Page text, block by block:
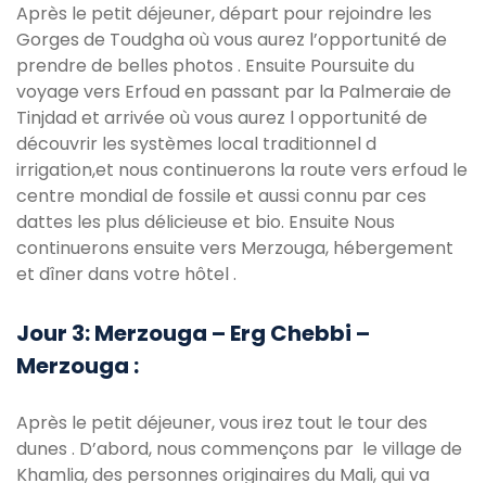
Après le petit déjeuner, départ pour rejoindre les
Gorges de Toudgha où vous aurez l’opportunité de
prendre de belles photos . Ensuite Poursuite du
voyage vers Erfoud en passant par la Palmeraie de
Tinjdad et arrivée où vous aurez l opportunité de
découvrir les systèmes local traditionnel d
irrigation,et nous continuerons la route vers erfoud le
centre mondial de fossile et aussi connu par ces
dattes les plus délicieuse et bio. Ensuite Nous
continuerons ensuite vers Merzouga, hébergement
et dîner dans votre hôtel .
Jour 3: Merzouga – Erg Chebbi –
Merzouga :
Après le petit déjeuner, vous irez tout le tour des
dunes . D’abord, nous commençons par le village de
Khamlia, des personnes originaires du Mali, qui va